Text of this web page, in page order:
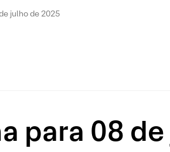
julho de 2025
para 08